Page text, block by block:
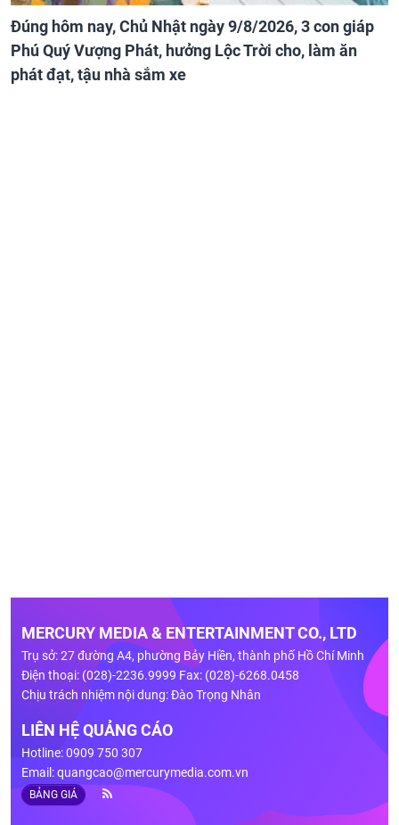
Đúng hôm nay, Chủ Nhật ngày 9/8/2026, 3 con giáp
Phú Quý Vượng Phát, hưởng Lộc Trời cho, làm ăn
phát đạt, tậu nhà sắm xe
MERCURY MEDIA & ENTERTAINMENT CO., LTD
Trụ sở: 27 đường A4, phường Bảy Hiền, thành phố Hồ Chí Minh
Điện thoại: (028)-2236.9999 Fax: (028)-6268.0458
Chịu trách nhiệm nội dung: Đào Trọng Nhân
LIÊN HỆ QUẢNG CÁO
Hotline: 0909 750 307
Email:quangcao@mercurymedia.com.vn
BẢNG GIÁ